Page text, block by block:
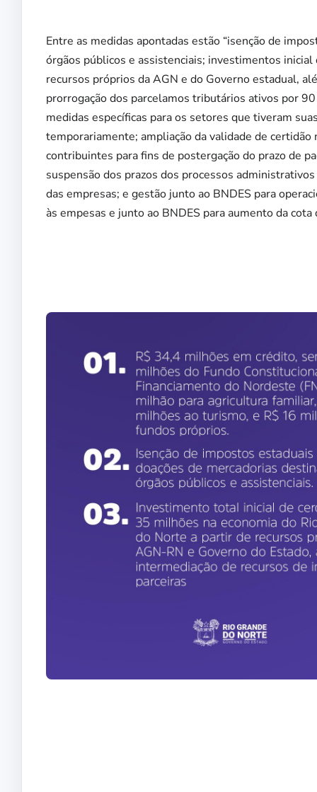
Entre as medidas apontadas estão “isenção de
órgãos públicos e assistenciais; investimentos
recursos próprios da AGN e do Governo estadual,
prorrogação dos parcelamos tributários ativos por
medidas específicas para os setores que tiveram
temporariamente; ampliação da validade de
contribuintes para fins de postergação do prazo de
suspensão dos prazos dos processos
das empresas; e gestão junto ao BNDES para
às empesas e junto ao BNDES para aumento da cota